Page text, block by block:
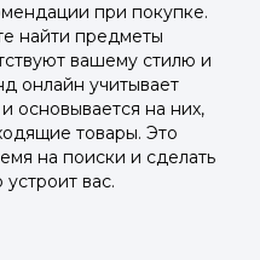
при покупке.
найти предметы
вашему стилю и
онлайн учитывает
основывается на них,
товары. Это
на поиски и сделать
вас.